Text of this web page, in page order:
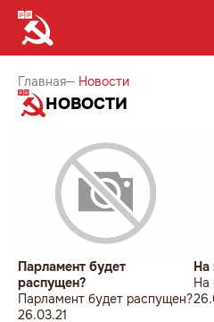
Главная Новости
НОВОСТИ
Парламент будет
распущен?
Парламент будет распущен?
26.03.21
На
На